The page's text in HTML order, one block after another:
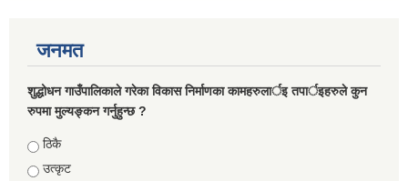
जनमत
शुद्धोधन गाउँपालिकाले गरेका विकास निर्माणका कामहरुलार्इ तपार्इहरुले कुन
रुपमा मुल्यङ्कन गर्नुहुन्छ ?
Choices
ठिकै
उत्कृट